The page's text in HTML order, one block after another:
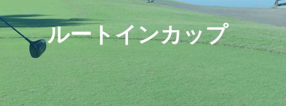
ジョージア州で開催
メジャーツアーにおい
シャフト使用
DynamicGold 115 に 限定 “桜”
モデル『Dynamic Gold 115 Tou
r Issue SAKURA』
ルートインカップ